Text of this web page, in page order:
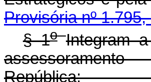
Provisória nº
§ 1o Integram